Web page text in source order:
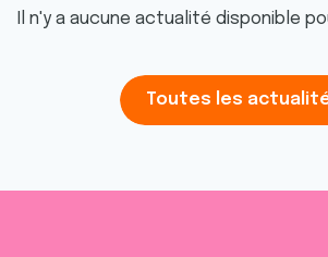
Il n'y a aucune actualité disponible
Toutes les